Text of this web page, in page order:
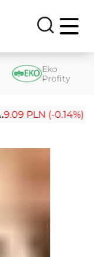
Eko
Profity
PLN (-0.14%)